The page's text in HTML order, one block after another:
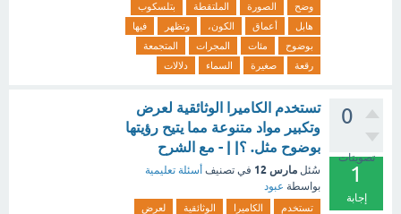
وضح الصورة الملتقطة
بتلسكوب
هابل
أعماق الكون، وتظهر
فيها
بوضوح
مئات المجرات
المتجمعة
رقعة
صغيرة السماء دلالات
0
تصويتات
1
إجابة
تستخدم الكاميرا الوثائقية لعرض
وتكبير مواد متنوعة مما يتيح رؤيتها
بوضوح مثل. ؟| | - مع الشرح
سُئل مارس 12 في تصنيف أسئلة تعليمية
بواسطة عبود
تستخدم الكاميرا الوثائقية
لعرض